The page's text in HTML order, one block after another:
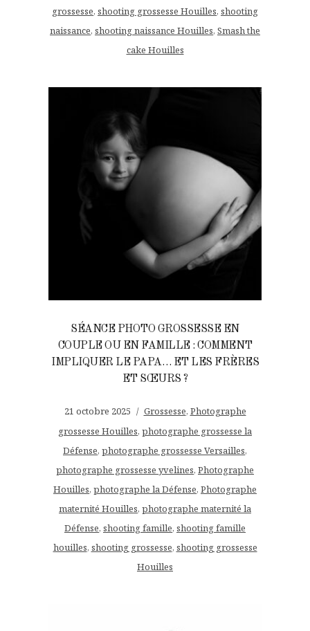
grossesse, shooting grossesse Houilles, shooting
naissance, shooting naissance Houilles, Smash the
cake Houilles
SÉANCE PHOTO GROSSESSE EN
COUPLE OU EN FAMILLE : COMMENT
IMPLIQUER LE PAPA… ET LES FRÈRES
ET SŒURS ?
21 octobre 2025 Grossesse, Photographe
grossesse Houilles, photographe grossesse la
Défense, photographe grossesse Versailles,
photographe grossesse yvelines, Photographe
Houilles, photographe la Défense, Photographe
maternité Houilles, photographe maternité la
Défense, shooting famille, shooting famille
houilles, shooting grossesse, shooting grossesse
Houilles